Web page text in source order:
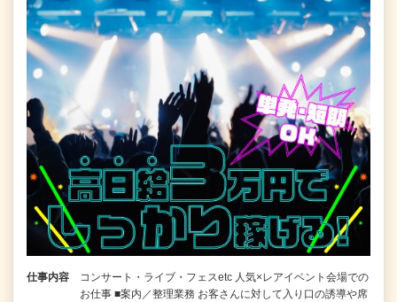
仕事内容
コンサート・ライブ・フェスetc 人気×レアイベント会場での
お仕事 ■案内／整理業務 お客さんに対して入り口の誘導や席